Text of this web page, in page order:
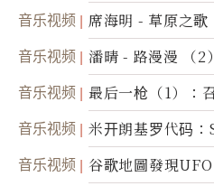
音乐视频 席海明 - 草原之歌
音乐视频 潘晴 - 路漫漫 （2）
音乐视频 最后一枪（1）：
音乐视频
米开朗基罗代码
(图)
音乐视频 谷歌地圖發現UFO